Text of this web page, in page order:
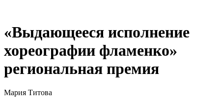
«Выдающееся исполнение
хореографии фламенко»
региональная премия
Мария Титова